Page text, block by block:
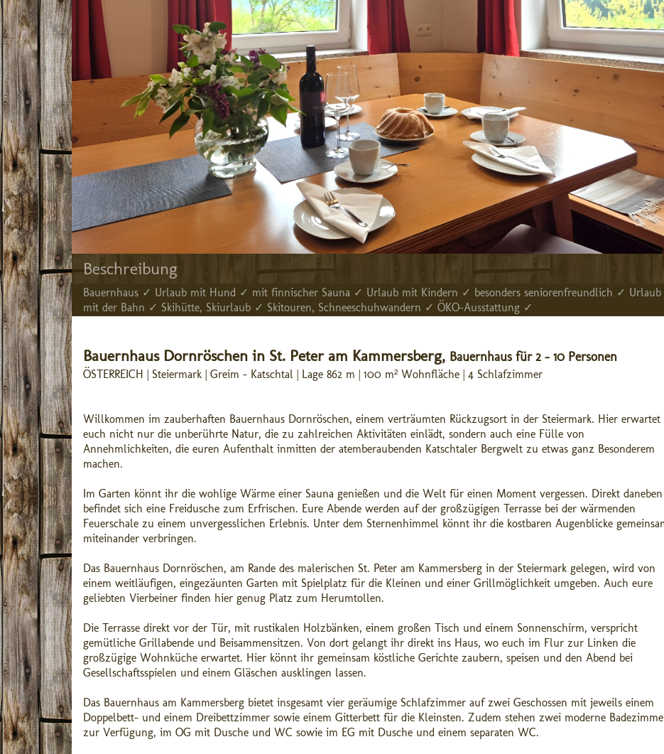
Beschreibung
Bauernhaus ✓ Urlaub mit Hund ✓ mit finnischer Sauna ✓ Urlaub mit Kindern ✓ besonders seniorenfreundlich ✓ Urlaub
mit der Bahn ✓ Skihütte, Skiurlaub ✓ Skitouren, Schneeschuhwandern ✓ ÖKO-Ausstattung ✓
Bauernhaus Dornröschen in St. Peter am Kammersberg, Bauernhaus für 2 - 10 Personen
ÖSTERREICH | Steiermark | Greim - Katschtal | Lage 862 m | 100 m² Wohnfläche | 4 Schlafzimmer
Willkommen im zauberhaften Bauernhaus Dornröschen, einem verträumten Rückzugsort in der Steiermark. Hier erwartet
euch nicht nur die unberührte Natur, die zu zahlreichen Aktivitäten einlädt, sondern auch eine Fülle von
Annehmlichkeiten, die euren Aufenthalt inmitten der atemberaubenden Katschtaler Bergwelt zu etwas ganz Besonderem
machen.
Im Garten könnt ihr die wohlige Wärme einer Sauna genießen und die Welt für einen Moment vergessen. Direkt daneben
befindet sich eine Freidusche zum Erfrischen. Eure Abende werden auf der großzügigen Terrasse bei der wärmenden
Feuerschale zu einem unvergesslichen Erlebnis. Unter dem Sternenhimmel könnt ihr die kostbaren Augenblicke
miteinander verbringen.
Das Bauernhaus Dornröschen, am Rande des malerischen St. Peter am Kammersberg in der Steiermark gelegen, wird von
einem weitläufigen, eingezäunten Garten mit Spielplatz für die Kleinen und einer Grillmöglichkeit umgeben. Auch eure
geliebten Vierbeiner finden hier genug Platz zum Herumtollen.
Die Terrasse direkt vor der Tür, mit rustikalen Holzbänken, einem großen Tisch und einem Sonnenschirm, verspricht
gemütliche Grillabende und Beisammensitzen. Von dort gelangt ihr direkt ins Haus, wo euch im Flur zur Linken die
großzügige Wohnküche erwartet. Hier könnt ihr gemeinsam köstliche Gerichte zaubern, speisen und den Abend bei
Gesellschaftsspielen und einem Gläschen ausklingen lassen.
Das Bauernhaus am Kammersberg bietet insgesamt vier geräumige Schlafzimmer auf zwei Geschossen mit jeweils einem
Doppelbett- und einem Dreibettzimmer sowie einem Gitterbett für die Kleinsten. Zudem stehen zwei moderne
zur Verfügung, im OG mit Dusche und WC sowie im EG mit Dusche und einem separaten WC.